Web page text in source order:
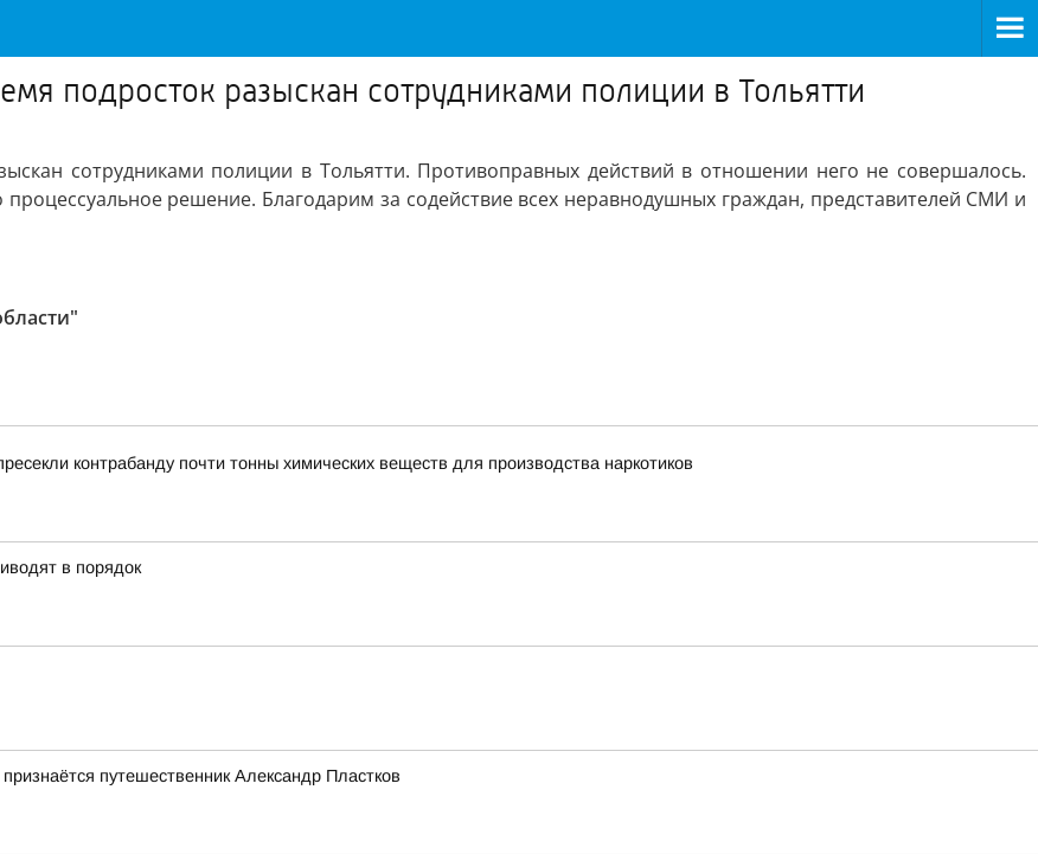
подросток разыскан сотрудниками полиции в Тольятти
сотрудниками полиции в Тольятти. Противоправных действий в отношении него не совершалось.
решение. Благодарим за содействие всех неравнодушных граждан, представителей СМИ и
контрабанду почти тонны химических веществ для производства наркотиков
в порядок
путешественник Александр Пластков